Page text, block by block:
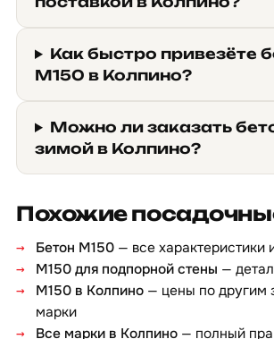
Как быстро привезёте
М150 в Колпино?
Можно ли заказать
зимой в Колпино?
Похожие
Бетон М150 — все характеристики
М150 для подпорной стены —
М150 в Колпино — цены по другим
марки
Все марки в Колпино — полный